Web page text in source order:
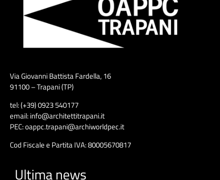
Via Giovanni Battista Fardella, 16
91100 – Trapani (TP)
tel: (+39) 0923 540177
email: info@architettitrapani.it
PEC: oappc.trapani@archiworldpec.it
Cod Fiscale e Partita IVA: 80005670817
Ultima news